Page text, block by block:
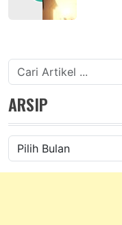
Cari
untuk:
ARSIP
Arsip